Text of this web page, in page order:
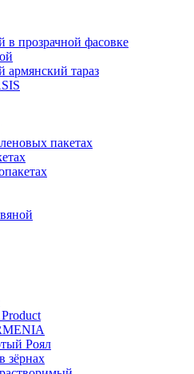
в прозрачной фасовке
армянский тараз
пакетах
Роял
зёрнах